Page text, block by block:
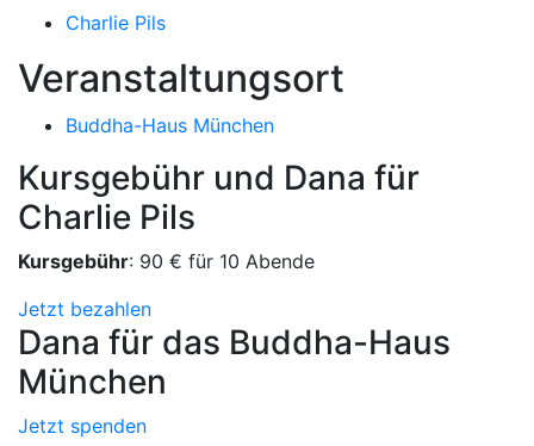
Charlie Pils
Veranstaltungsort
Buddha-Haus München
Kursgebühr und Dana für
Charlie Pils
Kursgebühr: 90 € für 10 Abende
Jetzt bezahlen
Dana für das Buddha-Haus
München
Jetzt spenden